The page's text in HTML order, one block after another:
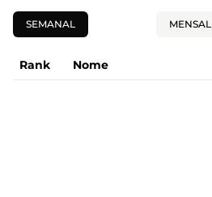
SEMANAL MENSAL
Rank Nome